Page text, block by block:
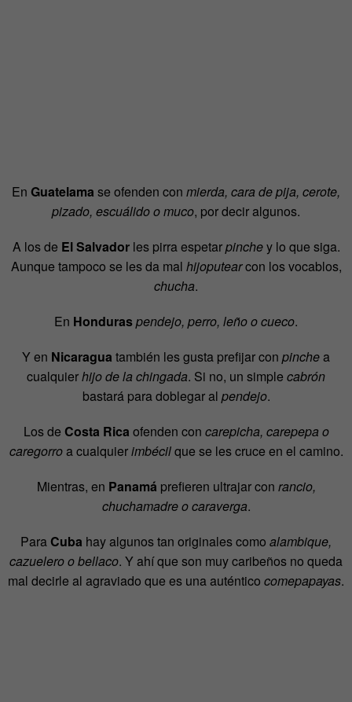
En Guatelama se ofenden con mierda, cara de pija, cerote,
pizado, escuálido o muco, por decir algunos.
A los de El Salvadorles pirra espetarpinchey lo que siga.
Aunque tampoco se les da mal hijoputearcon los vocablos,
chucha.
En Honduraspendejo, perro, leño o cueco.
Y en Nicaragua también les gusta prefijar con pinchea
cualquierhijo de la chingada. Si no, un simple cabrón
bastará para doblegar al pendejo.
Los de Costa Rica ofenden con carepicha, carepepa o
caregorroa cualquierimbécilque se les cruce en el camino.
Mientras, en Panamá prefieren ultrajar con rancio,
chuchamadre o caraverga.
ParaCuba hay algunos tan originales como alambique,
cazuelero o bellaco. Y ahí que son muy caribeños no queda
mal decirle al agraviado que es una auténtico comepapayas.